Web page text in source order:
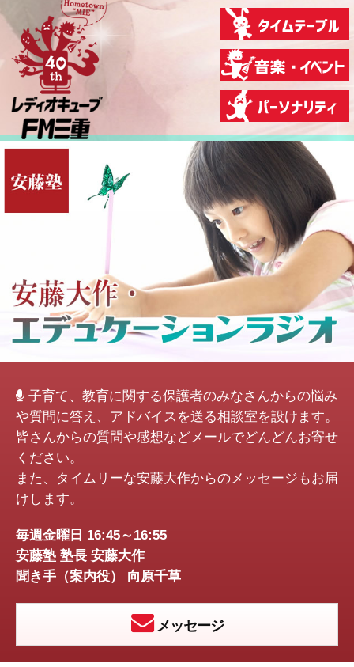
子育て、教育に関する保護者のみなさんからの悩み
や質問に答え、アドバイスを送る相談室を設けます。
皆さんからの質問や感想などメールでどんどんお寄せ
ください。
また、タイムリーな安藤大作からのメッセージもお届
けします。
毎週金曜日 16:45～16:55
安藤塾 塾長 安藤大作
聞き手（案内役） 向原千草
メッセージ